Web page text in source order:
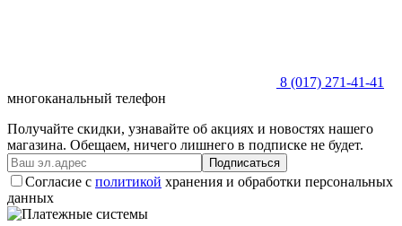
8 (017) 271-41-41
многоканальный телефон
Получайте скидки, узнавайте об акциях и новостях нашего
магазина. Обещаем, ничего лишнего в подписке не будет.
Подписаться
Согласие с политикой хранения и обработки персональных
данных